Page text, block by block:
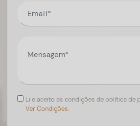
Li e aceito as condições de política de
Ver Condições.